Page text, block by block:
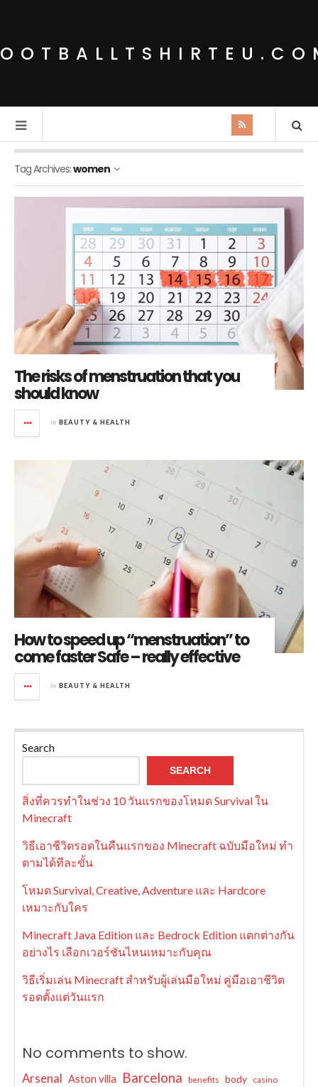
Tag Archives:women
The risks of menstruation that you
should know
in BEAUTY & HEALTH
How to speed up “menstruation” to
come faster Safe – really effective
in BEAUTY & HEALTH
Search
SEARCH
สิ่งที่ควรทำในช่วง 10 วันแรกของโหมด Survival ใน
Minecraft
วิธีเอาชีวิตรอดในคืนแรกของ Minecraft ฉบับมือใหม่ ทำ
ตามได้ทีละขั้น
โหมด Survival, Creative, Adventure และ Hardcore
เหมาะกับใคร
Minecraft Java Edition และ Bedrock Edition แตกต่างกัน
อย่างไร เลือกเวอร์ชันไหนเหมาะกับคุณ
วิธีเริ่มเล่น Minecraft สำหรับผู้เล่นมือใหม่ คู่มือเอาชีวิต
รอดตั้งแต่วันแรก
No comments to show.
Arsenal Aston villa Barcelona benefits body casino